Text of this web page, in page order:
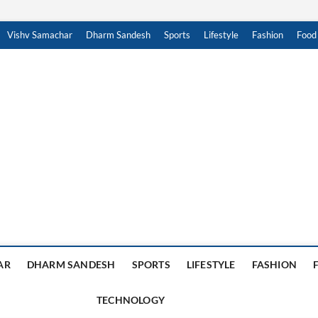
Vishv Samachar Dharm Sandesh Sports Lifestyle Fashion Food
DHARM SANDESH SPORTS LIFESTYLE FASHION
TECHNOLOGY